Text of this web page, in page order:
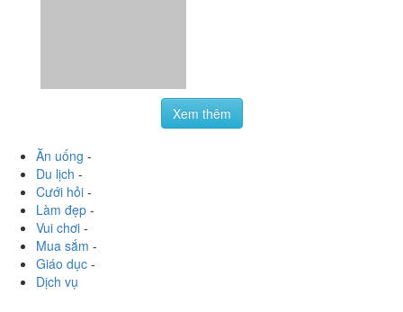
Làm đẹp -
Vui chơi-
Mua sắm-
Giáo dục -
Dịch vụ